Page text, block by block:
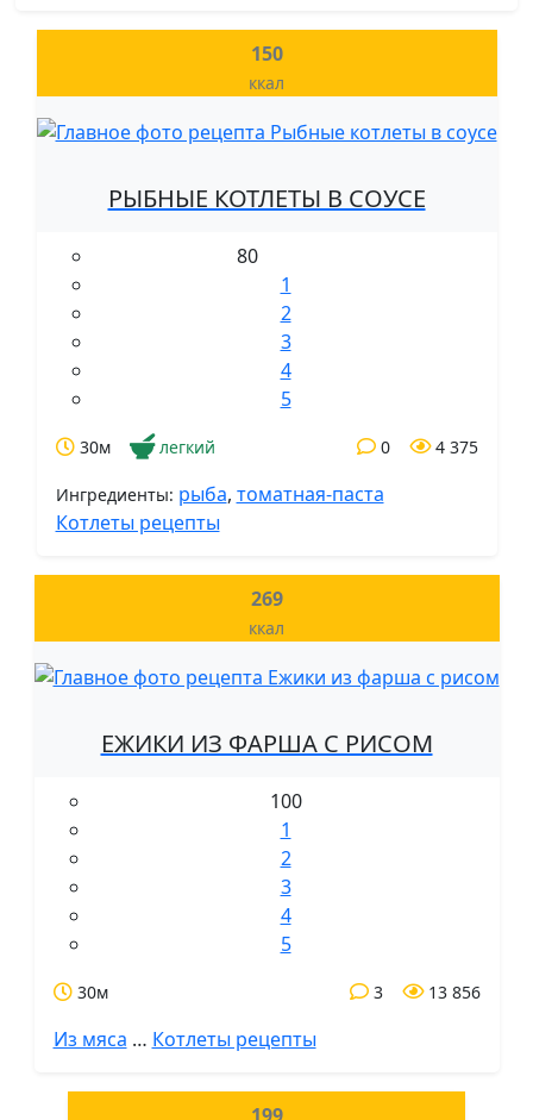
150
ккал
РЫБНЫЕ КОТЛЕТЫ В СОУСЕ
80
1
2
3
4
5
30м легкий 4 375
0
Ингредиенты: рыба, томатная-паста
Котлеты рецепты
269
ккал
ЕЖИКИ ИЗ ФАРША С РИСОМ
100
1
2
3
4
5
30м 13 856
3
Из мяса … Котлеты рецепты